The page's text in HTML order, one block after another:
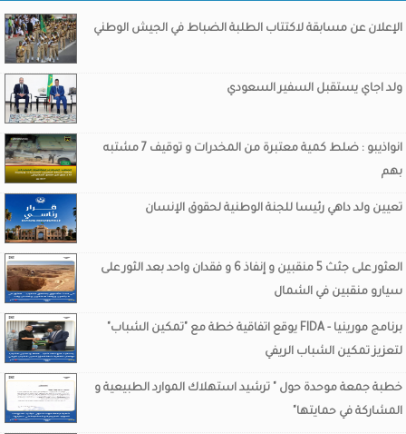
الإعلان عن مسابقة لاكتتاب الطلبة الضباط في الجيش الوطني
ولد اجاي يستقبل السفير السعودي
انواذيبو : ضلط كمية معتبرة من المخدرات و توقيف 7 مشتبه
بهم
تعيين ولد داهي رئيسا للجنة الوطنية لحقوق الإنسان
العثور على جثث 5 منقبين و إنفاذ 6 و فقدان واحد بعد الثور على
سيارو منقبين في الشمال
برنامج مورينيا - FIDA يوقع اتفاقية خطة مع "تمكين الشباب"
لتعزيز تمكين الشباب الريفي
خطبة جمعة موحدة حول " ترشيد استهلاك الموارد الطبيعية و
المشاركة في حمايتها"